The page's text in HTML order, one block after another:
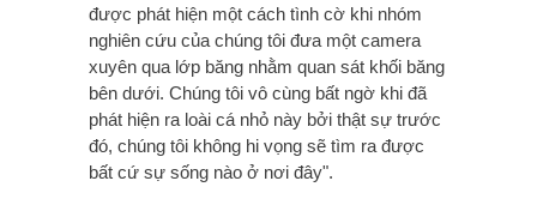
được phát hiện một cách tình cờ khi nhóm
nghiên cứu của chúng tôi đưa một camera
xuyên qua lớp băng nhằm quan sát khối băng
bên dưới. Chúng tôi vô cùng bất ngờ khi đã
phát hiện ra loài cá nhỏ này bởi thật sự trước
đó, chúng tôi không hi vọng sẽ tìm ra được
bất cứ sự sống nào ở nơi đây".